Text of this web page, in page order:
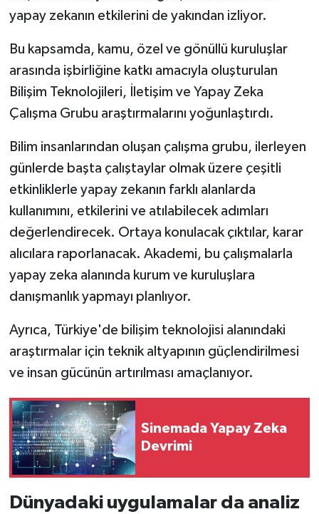
yapay zekanın etkilerini de yakından izliyor.
Bu kapsamda, kamu, özel ve gönüllü kuruluşlar
arasında işbirliğine katkı amacıyla oluşturulan
Bilişim Teknolojileri, İletişim ve Yapay Zeka
Çalışma Grubu araştırmalarını yoğunlaştırdı.
Bilim insanlarından oluşan çalışma grubu, ilerleyen
günlerde başta çalıştaylar olmak üzere çeşitli
etkinliklerle yapay zekanın farklı alanlarda
kullanımını, etkilerini ve atılabilecek adımları
değerlendirecek. Ortaya konulacak çıktılar, karar
alıcılara raporlanacak. Akademi, bu çalışmalarla
yapay zeka alanında kurum ve kuruluşlara
danışmanlık yapmayı planlıyor.
Ayrıca, Türkiye'de bilişim teknolojisi alanındaki
araştırmalar için teknik altyapının güçlendirilmesi
ve insan gücünün artırılması amaçlanıyor.
Sinemada Yapay Zeka
Devrimi
Dünyadaki uygulamalar da analiz